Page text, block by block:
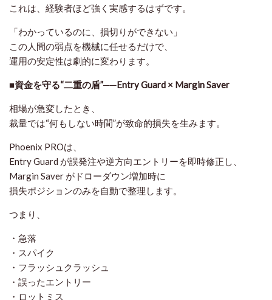
これは、経験者ほど強く実感するはずです。
「わかっているのに、損切りができない」
この人間の弱点を機械に任せるだけで、
運用の安定性は劇的に変わります。
■資金を守る“二重の盾”──Entry Guard × Margin Saver
相場が急変したとき、
裁量では“何もしない時間”が致命的損失を生みます。
Phoenix PROは、
Entry Guard が誤発注や逆方向エントリーを即時修正し、
Margin Saver がドローダウン増加時に
損失ポジションのみを自動で整理します。
つまり、
・急落
・スパイク
・フラッシュクラッシュ
・誤ったエントリー
・ロットミス